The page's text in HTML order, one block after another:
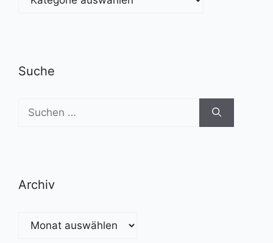
Suche
Suchen
nach:
Archiv
Archiv